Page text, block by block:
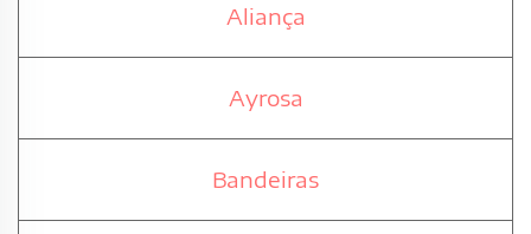
Aliança
Ayrosa
Bandeiras